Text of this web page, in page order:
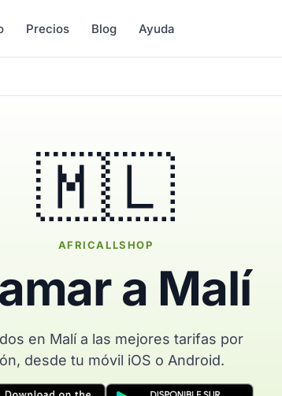
Precios Blog Ayuda
🇲🇱
AFRICALLSHOP
a Malí
en Malí a las mejores tarifas por
desde tu móvil iOS o Android.